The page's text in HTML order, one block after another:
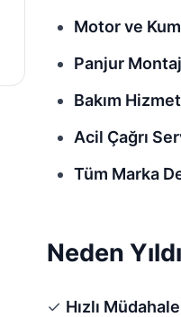
Motor ve
Panjur
Bakım
Acil Çağrı
Tüm Marka
Neden
✓ Hızlı